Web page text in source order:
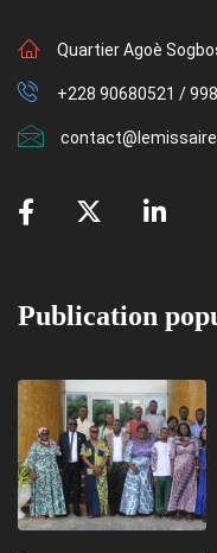
Quartier Agoè
+228 90680521 /
Publication